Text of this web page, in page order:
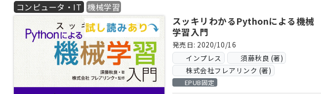
きるようにする方法等も解説していきま
す。
また巻末には「逆引きリファレンス」も
収録しています。開発の現場で「どう書
くんだっけ？」となったときに大いに役
コンピュータ・IT 機械学習
スッキリわかるPythonによる機械
学習入門
発売日: 2020/10/16
インプレス
須藤秋良 (著)
株式会社フレアリンク (著)
EPUB固定